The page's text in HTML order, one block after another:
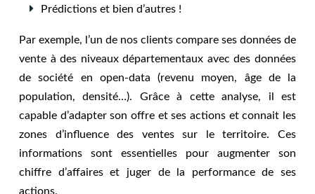
Prédictions et bien d’autres !
Par exemple, l’un de nos clients compare ses données de
vente à des niveaux départementaux avec des données
de société en open-data (revenu moyen, âge de la
population, densité…). Grâce à cette analyse, il est
capable d’adapter son offre et ses actions et connait les
zones d’influence des ventes sur le territoire. Ces
informations sont essentielles pour augmenter son
chiffre d’affaires et juger de la performance de ses
actions.